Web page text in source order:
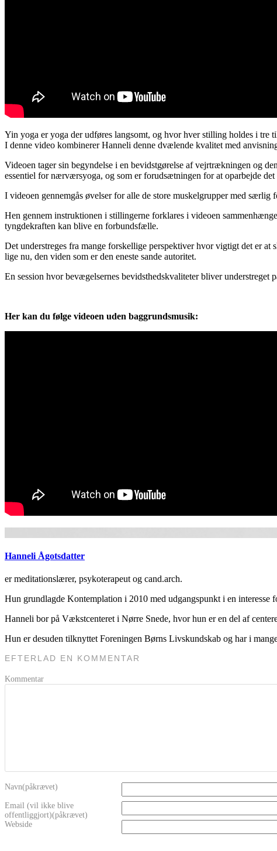
Yin yoga er yoga der udføres langsomt, og hvor hver stilling holdes i tre
I denne video kombinerer Hanneli denne dvælende kvalitet med
Videoen tager sin begyndelse i en bevidstgørelse af vejrtrækningen og
essentiel for nærværsyoga, og som er forudsætningen for at oparbejde
I videoen gennemgås øvelser for alle de store muskelgrupper med
Hen gennem instruktionen i stillingerne forklares i videoen
tyngdekraften kan blive en forbundsfælle.
Det understreges fra mange forskellige perspektiver hvor vigtigt det er
lige nu, den viden som er den eneste sande autoritet.
En session hvor bevægelsernes bevidsthedskvaliteter bliver understreget
Her kan du følge videoen uden baggrundsmusik:
Hanneli Ågotsdatter
er meditationslærer, psykoterapeut og cand.arch.
Hun grundlagde Kontemplation i 2010 med udgangspunkt i en
Hanneli bor på Vækstcenteret i Nørre Snede, hvor hun er en del af
Hun er desuden tilknyttet Foreningen Børns Livskundskab og har i
EFTERLAD EN KOMMENTAR
Kommentar
Navn(påkrævet)
Email (vil ikke blive
offentliggjort)(påkrævet)
Webside